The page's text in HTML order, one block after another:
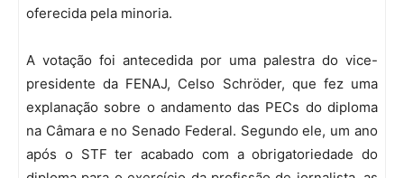
oferecida pela minoria.
A votação foi antecedida por uma palestra do vice-
presidente da FENAJ, Celso Schröder, que fez uma
explanação sobre o andamento das PECs do diploma
na Câmara e no Senado Federal. Segundo ele, um ano
após o STF ter acabado com a obrigatoriedade do